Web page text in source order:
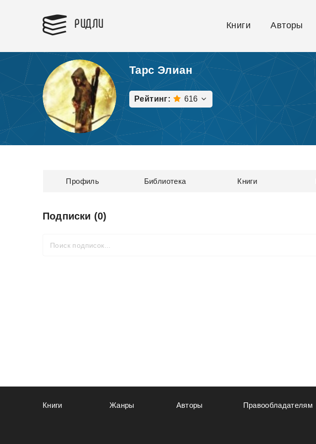
РИДЛИ Книги Авторы
Тарс Элиан
Рейтинг: 616
Профиль Библиотека Книги
Подписки (0)
Книги Жанры Авторы Правообладателям